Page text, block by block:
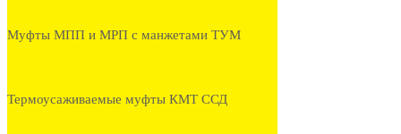
Муфты МПП и МРП с манжетами ТУМ
Термоусаживаемые муфты КМТ ССД